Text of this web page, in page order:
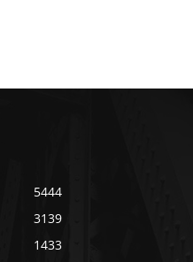
5444
3139
1433